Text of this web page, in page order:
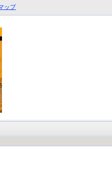
ップ